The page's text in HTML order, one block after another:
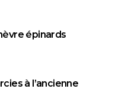
épinards
à l’ancienne